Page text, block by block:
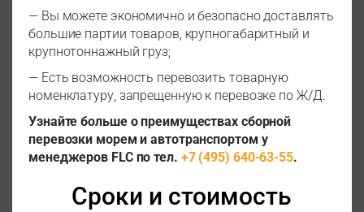
— Вы можете экономично и безопасно доставлять
большие партии товаров, крупногабаритный и
крупнотоннажный груз;
— Есть возможность перевозить товарную
номенклатуру, запрещенную к перевозке по Ж/Д.
Узнайте больше о преимуществах сборной
перевозки морем и автотранспортом у
менеджеров FLC по тел. +7 (495) 640-63-55.
Сроки и стоимость